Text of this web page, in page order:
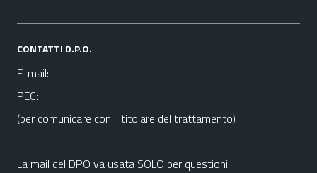
CONTATTI D.P.O.
E-mail:
PEC:
(per comunicare con il titolare del trattamento)
La mail del DPO va usata SOLO per questioni